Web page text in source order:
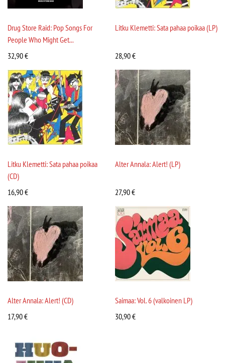
Drug Store Raid: Pop Songs For
People Who Might Get...
32,90€
Litku Klemetti: Sata pahaa poikaa (LP)
28,90€
Litku Klemetti: Sata pahaa poikaa
(CD)
16,90€
Alter Annala: Alert! (LP)
27,90€
Alter Annala: Alert! (CD)
17,90€
Saimaa: Vol. 6 (valkoinen LP)
30,90€